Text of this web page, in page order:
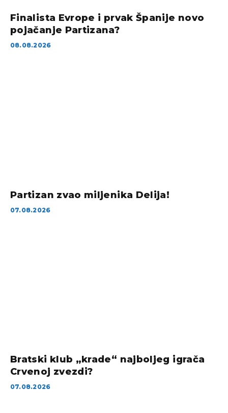
Finalista Evrope i prvak Španije novo
pojačanje Partizana?
08.08.2026
Partizan zvao miljenika Delija!
07.08.2026
Bratski klub „krade“ najboljeg igrača
Crvenoj zvezdi?
07.08.2026